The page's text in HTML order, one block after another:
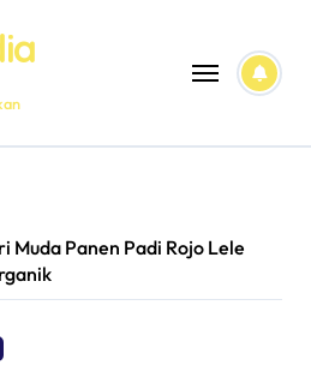
Muda Panen Padi Rojo Lele